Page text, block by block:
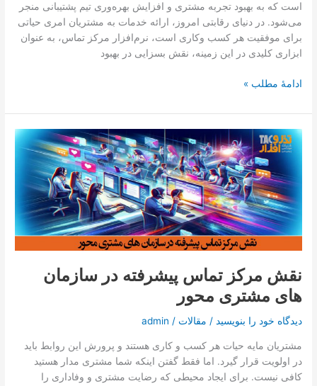
است که به بهبود تجربه مشتری و افزایش بهره‌وری تیم پشتیبانی منجر
می‌شود. در دنیای رقابتی امروز، ارائه خدمات به مشتریان امری حیاتی
برای موفقیت هر کسب ‌وکاری است، نرم‌افزار مرکز تماس، به عنوان
ابزاری کلیدی در این زمینه، نقش بسزایی در بهبود
ادامۀ مطلب »
نقش مرکز تماس پیشرفته در سازمان
های مشتری محور
دیدگاه‌ خود را بنویسید / مقالات /
admin
مشتریان مایه حیات هر کسب و کاری هستند و پرورش این روابط باید
در اولویت قرار گیرد. اما فقط گفتن اینکه شما مشتری مدار هستید
کافی نیست. برای ایجاد محیطی که رضایت مشتری و وفاداری را
نقش
مرکز
پیشرفته
در
سازمان
های